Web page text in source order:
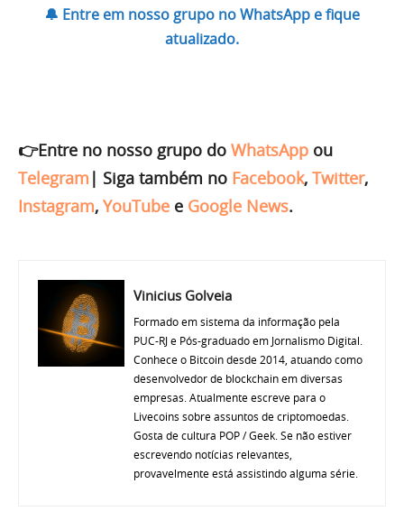
🔔 Entre em nosso grupo no WhatsApp e fique
atualizado.
👉Entre no nosso grupo do WhatsApp ou
Telegram | Siga também no Facebook, Twitter,
Instagram, YouTube e Google News.
Vinicius Golveia
Formado em sistema da informação pela
PUC-RJ e Pós-graduado em Jornalismo Digital.
Conhece o Bitcoin desde 2014, atuando como
desenvolvedor de blockchain em diversas
empresas. Atualmente escreve para o
Livecoins sobre assuntos de criptomoedas.
Gosta de cultura POP / Geek. Se não estiver
escrevendo notícias relevantes,
provavelmente está assistindo alguma série.